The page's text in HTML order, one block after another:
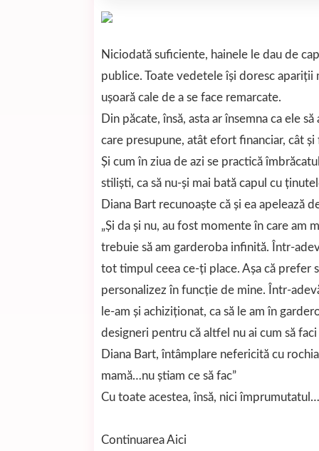
Niciodată suficiente, hainele le dau de
publice. Toate vedetele își doresc
ușoară cale de a se face remarcate.
Din păcate, însă, asta ar însemna ca ele
care presupune, atât efort financiar, cât
Și cum în ziua de azi se practică
stiliști, ca să nu-și mai bată capul cu
Diana Bart recunoaște că și ea apelează
„Și da și nu, au fost momente în care am
trebuie să am garderoba infinită. Într-
tot timpul ceea ce-ți place. Așa că prefer
personalizez în funcție de mine. Într-
le-am și achiziționat, ca să le am în
designeri pentru că altfel nu ai cum să faci
Diana Bart, întâmplare nefericită cu
mamă…nu știam ce să fac”
Cu toate acestea, însă, nici împrumutatul…
ContinuareaAici